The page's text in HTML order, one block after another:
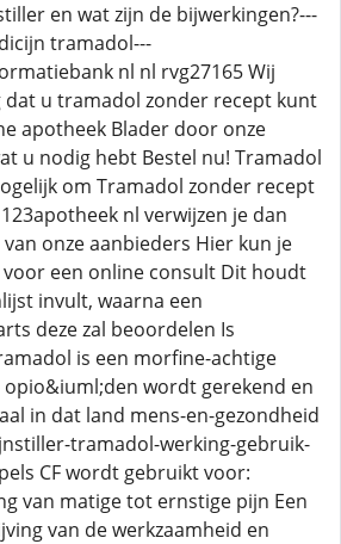
en wat zijn de bijwerkingen?---
tramadol---
nl nl rvg27165 Wij
u tramadol zonder recept kunt
apotheek Blader door onze
u nodig hebt Bestel nu! Tramadol
om Tramadol zonder recept
nl verwijzen je dan
onze aanbieders Hier kun je
voor een online consult Dit houdt
invult, waarna een
deze zal beoordelen Is
is een morfine-achtige
wordt gerekend en
in dat land mens-en-gezondheid
tramadol-werking-gebruik-
CF wordt gebruikt voor:
van matige tot ernstige pijn Een
van de werkzaamheid en